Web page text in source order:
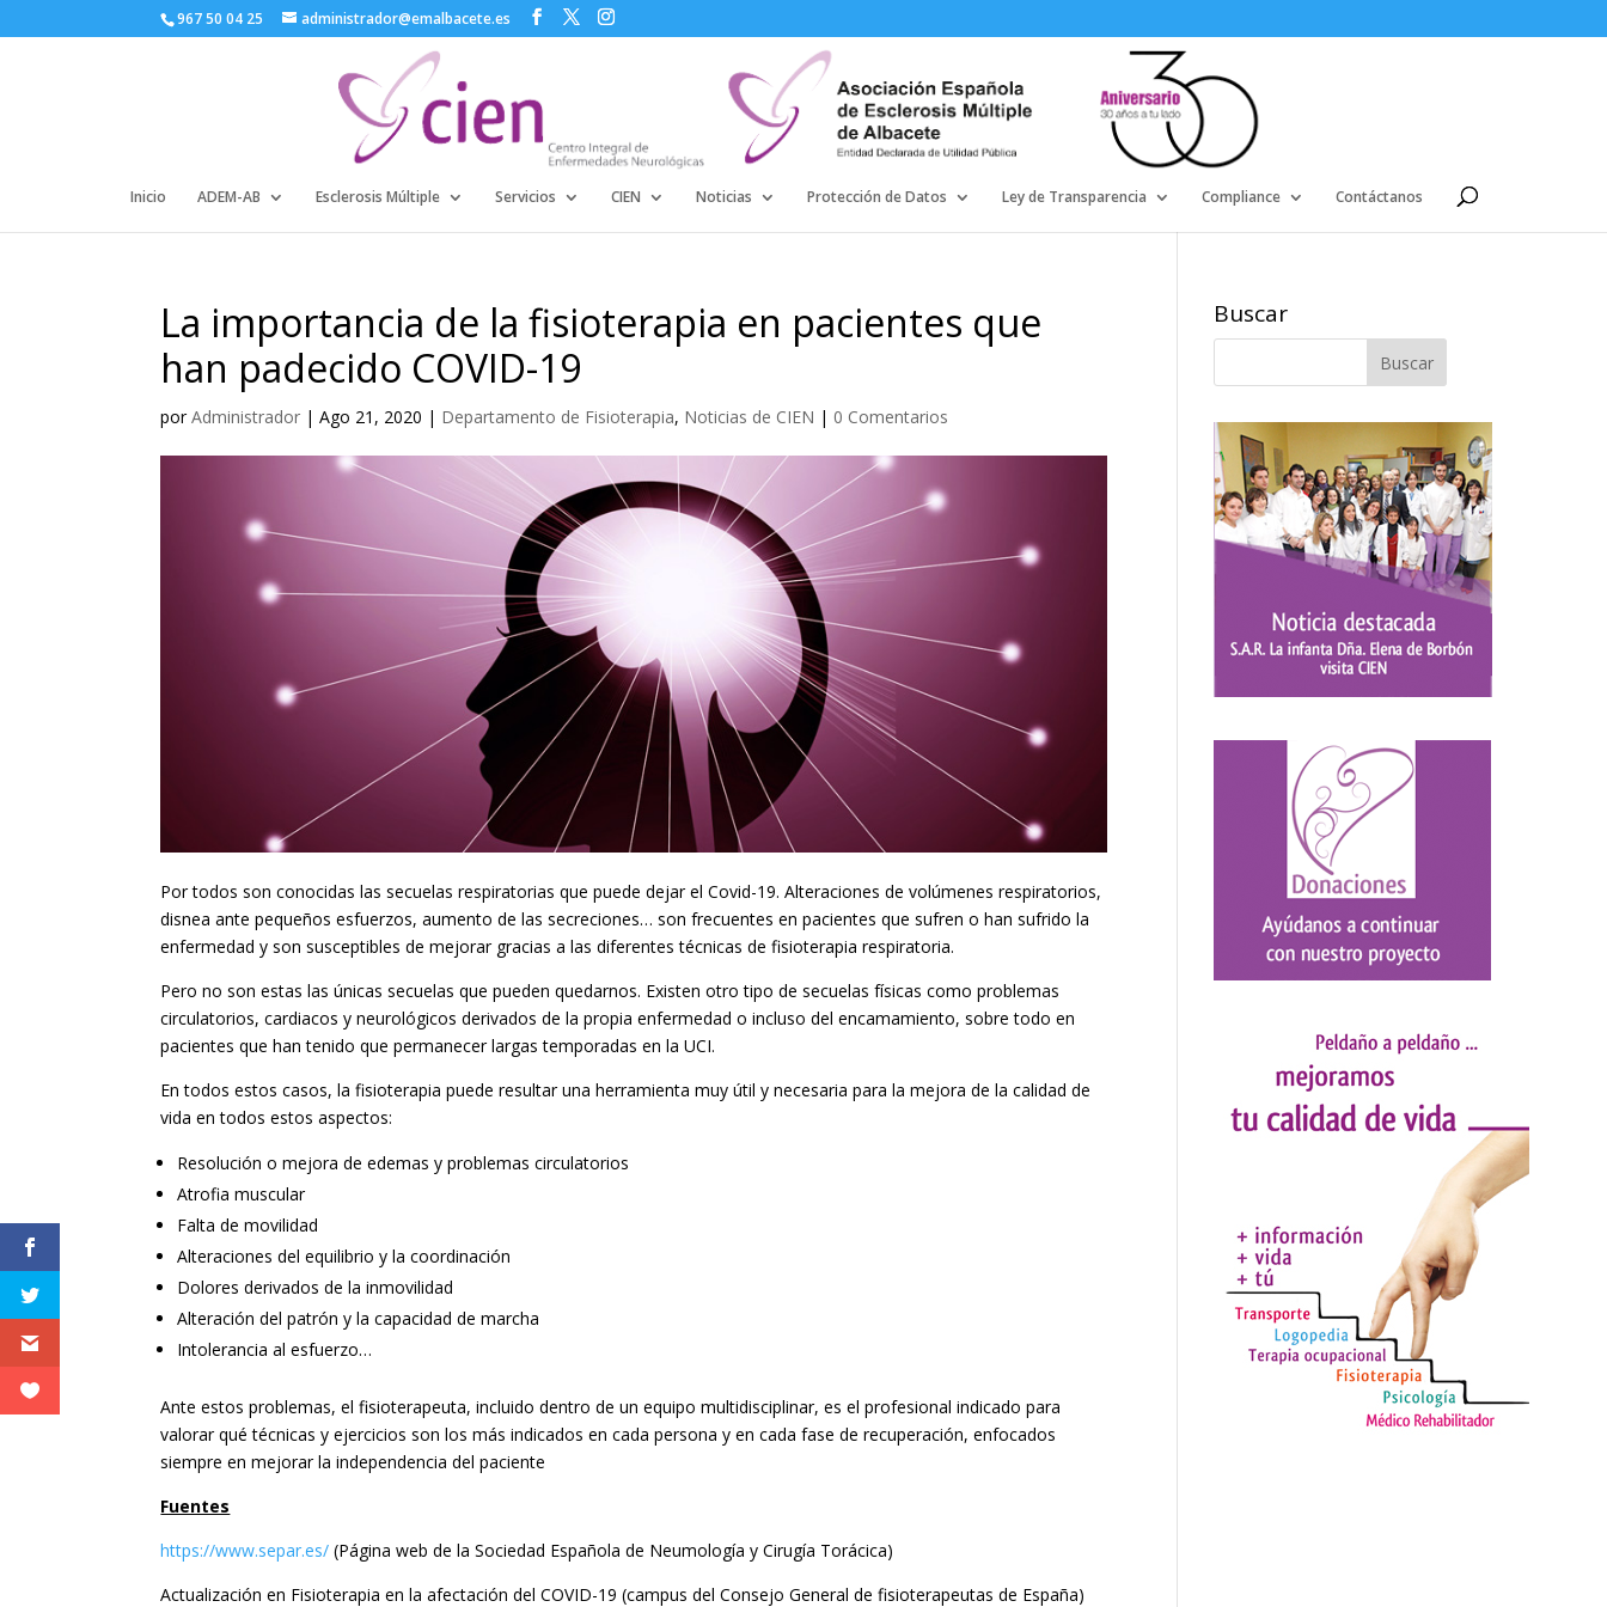
967 50 04 25 administrador@emalbacete.es
Inicio ADEM-AB Esclerosis Múltiple Servicios CIEN Noticias Protección de Datos Ley de Transparencia Compliance Contáctanos
La importancia de la fisioterapia en pacientes que
han padecido COVID-19
porAdministrador |Ago 21, 2020 | Departamento de Fisioterapia, Noticias de CIEN | 0 Comentarios
Por todos son conocidas las secuelas respiratorias que puede dejar el Covid-19. Alteraciones de volúmenes respiratorios,
disnea ante pequeños esfuerzos, aumento de las secreciones… son frecuentes en pacientes que sufren o han sufrido la
enfermedad y son susceptibles de mejorar gracias a las diferentes técnicas de fisioterapia respiratoria.
Pero no son estas las únicas secuelas que pueden quedarnos. Existen otro tipo de secuelas físicas como problemas
circulatorios, cardiacos y neurológicos derivados de la propia enfermedad o incluso del encamamiento, sobre todo en
pacientes que han tenido que permanecer largas temporadas en la UCI.
En todos estos casos, la fisioterapia puede resultar una herramienta muy útil y necesaria para la mejora de la calidad de
vida en todos estos aspectos:
Resolución o mejora de edemas y problemas circulatorios
Atrofia muscular
Falta de movilidad
Alteraciones del equilibrio y la coordinación
Dolores derivados de la inmovilidad
Alteración del patrón y la capacidad de marcha
Intolerancia al esfuerzo…
Ante estos problemas, el fisioterapeuta, incluido dentro de un equipo multidisciplinar, es el profesional indicado para
valorar qué técnicas y ejercicios son los más indicados en cada persona y en cada fase de recuperación, enfocados
siempre en mejorar la independencia del paciente
Fuentes
https://www.separ.es/ (Página web de la Sociedad Española de Neumología y Cirugía Torácica)
Actualización en Fisioterapia en la afectación del COVID-19 (campus del Consejo General de fisioterapeutas de España)
Buscar